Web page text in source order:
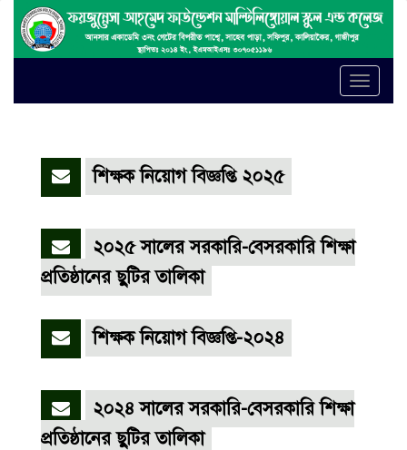
Toggle
শিক্ষক নিয়োগ বিজ্ঞপ্তি ২০২৫
২০২৫ সালের সরকারি-বেসরকারি শিক্ষা
প্রতিষ্ঠানের ছুটির তালিকা
শিক্ষক নিয়োগ বিজ্ঞপ্তি-২০২৪
২০২৪ সালের সরকারি-বেসরকারি শিক্ষা
প্রতিষ্ঠানের ছুটির তালিকা